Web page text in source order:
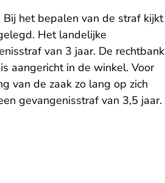
het bepalen van de straf kijkt
Het landelijke
van 3 jaar. De rechtbank
aangericht in de winkel. Voor
van de zaak zo lang op zich
gevangenisstraf van 3,5 jaar.